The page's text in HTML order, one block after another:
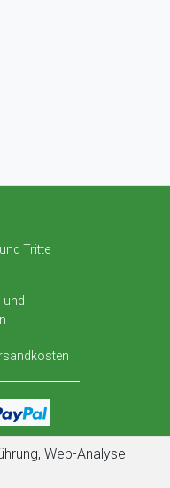
Tritte
und
Web-Analyse